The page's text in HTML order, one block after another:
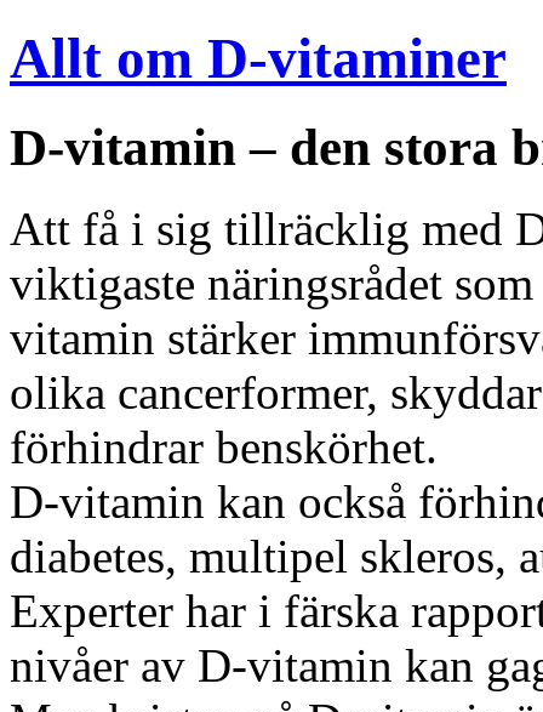
Allt om D-vitaminer
D-vitamin – den stora
Att få i sig tillräcklig med
viktigaste näringsrådet
vitamin stärker
olika cancerformer,
förhindrar benskörhet.
D-vitamin kan också
diabetes, multipel skleros,
Experter har i färska
nivåer av D-vitamin kan